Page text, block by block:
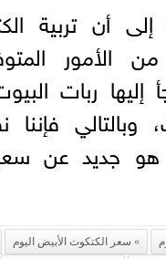
إلى أن تربية
من الأمور
إليها ربات
وبالتالي فإننا
جديد عن
سعر الكتكوت الأبيض اليوم